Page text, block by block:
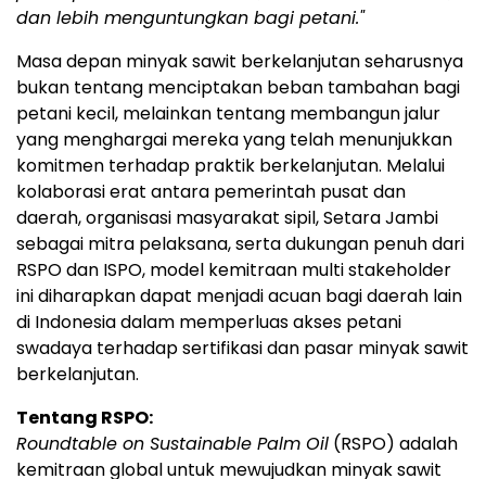
dan lebih menguntungkan bagi petani."
Masa depan minyak sawit berkelanjutan seharusnya
bukan tentang menciptakan beban tambahan bagi
petani kecil, melainkan tentang membangun jalur
yang menghargai mereka yang telah menunjukkan
komitmen terhadap praktik berkelanjutan. Melalui
kolaborasi erat antara pemerintah pusat dan
daerah, organisasi masyarakat sipil, Setara Jambi
sebagai mitra pelaksana, serta dukungan penuh dari
RSPO dan ISPO, model kemitraan multi stakeholder
ini diharapkan dapat menjadi acuan bagi daerah lain
di Indonesia dalam memperluas akses petani
swadaya terhadap sertifikasi dan pasar minyak sawit
berkelanjutan.
Tentang RSPO:
Roundtable on Sustainable Palm Oil (RSPO) adalah
kemitraan global untuk mewujudkan minyak sawit